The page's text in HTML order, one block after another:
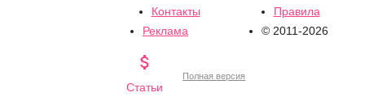
Контакты
Правила
Реклама
© 2011-2026

Статьи
Полная версия